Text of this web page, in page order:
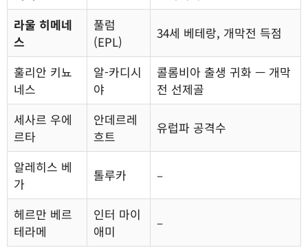
라울 히메네
스
풀럼
(EPL)
34세 베테랑, 개막전 득점
훌리안 키뇨
네스
알-카디시
야
콜롬비아 출생 귀화 — 개막
전 선제골
세사르 우에
르타
안데르레
흐트
유럽파 공격수
알레히스 베
가
톨루카 –
헤르만 베르
테라메
인터 마이
애미
–